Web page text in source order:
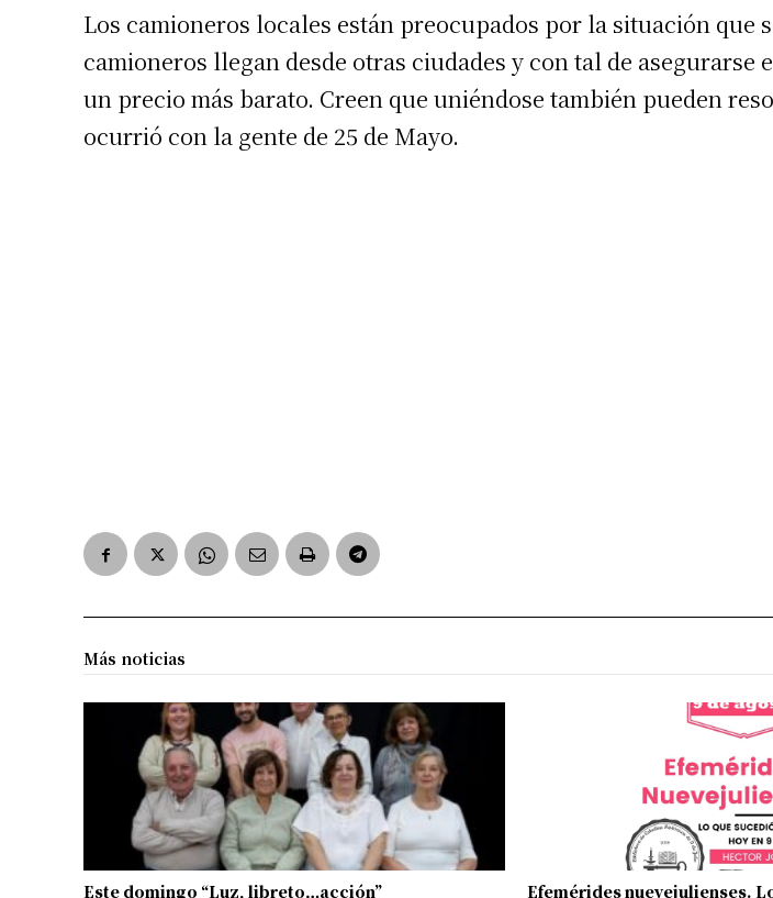
Los camioneros locales están preocupados por la situación que
camioneros llegan desde otras ciudades y con tal de asegurarse
un precio más barato. Creen que uniéndose también pueden
ocurrió con la gente de 25 de Mayo.
Más noticias
Este domingo “Luz, libreto…acción” Efemérides nuevejulienses.